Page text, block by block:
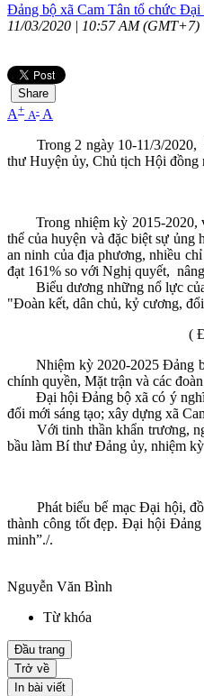
Đảng bộ xã Cam Tân tổ chức
11/03/2020 | 10:57 AM (GMT+7)
Share
A+ A- A
Trong 2 ngày 10-11/3/
thư Huyện ủy, Chủ tịch Hội đồng
Trong nhiệm kỳ 2015-
thể của huyện và đặc biệt sự
an ninh của địa phương, nhiều
đạt 161% so với Nghị quyết,
Biểu dương những nổ lực
"Đoàn kết, dân chủ, kỷ cương,
(
Nhiệm kỳ 2020-2025 Đảng
chính quyền, Mặt trận và các
Đại hội Đảng bộ xã có ý
đổi mới sáng tạo; xây dựng xã
Với tinh thần khẩn trương,
bầu làm Bí thư Đảng ủy, nhiệm
Phát biểu bế mạc Đại hội,
thành công tốt đẹp. Đại hội
minh”./.
Nguyễn Văn Bình
Từ khóa
Đầu trang
Trở về
In bài viết